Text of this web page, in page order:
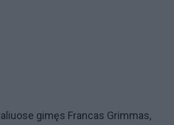
gimęs Francas Grimmas,